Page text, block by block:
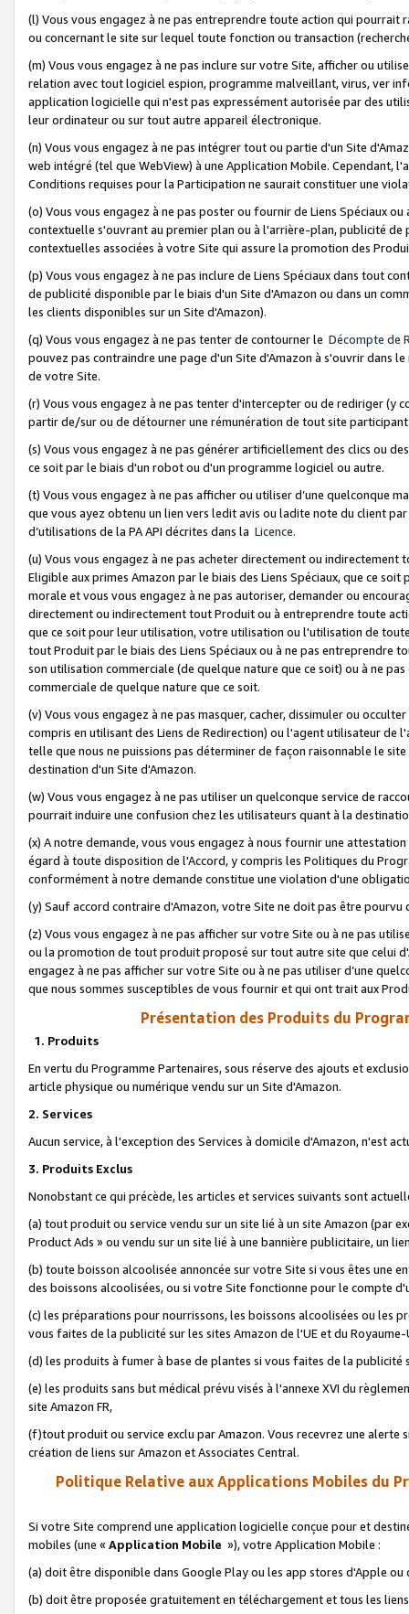
(l) Vous vous engagez à ne pas entreprendre toute action qui
ou concernant le site sur lequel toute fonction ou transaction
(m) Vous vous engagez à ne pas inclure sur votre Site, afficher ou
relation avec tout logiciel espion, programme malveillant, virus, ver
application logicielle qui n'est pas expressément autorisée par des
leur ordinateur ou sur tout autre appareil électronique.
(n) Vous vous engagez à ne pas intégrer tout ou partie d'un Site
web intégré (tel que WebView) à une Application Mobile. Cependant,
Conditions requises pour la Participation ne saurait constituer une
(o) Vous vous engagez à ne pas poster ou fournir de Liens Spéciaux
contextuelle s'ouvrant au premier plan ou à l'arrière-plan, publicité
contextuelles associées à votre Site qui assure la promotion des
(p) Vous vous engagez à ne pas inclure de Liens Spéciaux dans tout
de publicité disponible par le biais d'un Site d'Amazon ou dans un
les clients disponibles sur un Site d'Amazon).
(q) Vous vous engagez à ne pas tenter de contourner le Décompte de
pouvez pas contraindre une page d'un Site d'Amazon à s'ouvrir dans
de votre Site.
(r) Vous vous engagez à ne pas tenter d'intercepter ou de rediriger
partir de/sur ou de détourner une rémunération de tout site
(s) Vous vous engagez à ne pas générer artificiellement des clics ou
ce soit par le biais d'un robot ou d'un programme logiciel ou autre.
(t) Vous vous engagez à ne pas afficher ou utiliser d’une quelconque
que vous ayez obtenu un lien vers ledit avis ou ladite note du client
d’utilisations de la PA API décrites dans la Licence.
(u) Vous vous engagez à ne pas acheter directement ou
Eligible aux primes Amazon par le biais des Liens Spéciaux, que ce
morale et vous vous engagez à ne pas autoriser, demander ou
directement ou indirectement tout Produit ou à entreprendre toute
que ce soit pour leur utilisation, votre utilisation ou l'utilisation de
tout Produit par le biais des Liens Spéciaux ou à ne pas entreprendre
son utilisation commerciale (de quelque nature que ce soit) ou à ne
commerciale de quelque nature que ce soit.
(v) Vous vous engagez à ne pas masquer, cacher, dissimuler ou
compris en utilisant des Liens de Redirection) ou l'agent utilisateur
telle que nous ne puissions pas déterminer de façon raisonnable le
destination d'un Site d'Amazon.
(w) Vous vous engagez à ne pas utiliser un quelconque service de
pourrait induire une confusion chez les utilisateurs quant à la
(x) A notre demande, vous vous engagez à nous fournir une
égard à toute disposition de l'Accord, y compris les Politiques du
conformément à notre demande constitue une violation d'une
(y) Sauf accord contraire d'Amazon, votre Site ne doit pas être
(z) Vous vous engagez à ne pas afficher sur votre Site ou à ne pas
ou la promotion de tout produit proposé sur tout autre site que celui
engagez à ne pas afficher sur votre Site ou à ne pas utiliser d’une
que nous sommes susceptibles de vous fournir et qui ont trait aux
Présentation des Produits du
1. Produits
En vertu du Programme Partenaires, sous réserve des ajouts et
article physique ou numérique vendu sur un Site d'Amazon.
2. Services
Aucun service, à l'exception des Services à domicile d'Amazon, n'est
3. Produits Exclus
Nonobstant ce qui précède, les articles et services suivants sont
(a) tout produit ou service vendu sur un site lié à un site Amazon (par
Product Ads » ou vendu sur un site lié à une bannière publicitaire, un
(b) toute boisson alcoolisée annoncée sur votre Site si vous êtes une
des boissons alcoolisées, ou si votre Site fonctionne pour le compte
(c) les préparations pour nourrissons, les boissons alcoolisées ou les
vous faites de la publicité sur les sites Amazon de l'UE et du Royaume-
(d) les produits à fumer à base de plantes si vous faites de la publicité
(e) les produits sans but médical prévu visés à l'annexe XVI du
site Amazon FR,
(f)tout produit ou service exclu par Amazon. Vous recevrez une alerte
création de liens sur Amazon et Associates Central.
Politique Relative aux Applications Mobiles du
Si votre Site comprend une application logicielle conçue pour et
mobiles (une « Application Mobile »), votre Application Mobile :
(a) doit être disponible dans Google Play ou les app stores d'Apple ou
(b) doit être proposée gratuitement en téléchargement et tous les